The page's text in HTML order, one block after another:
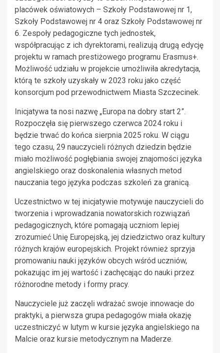
placówek oświatowych – Szkoły Podstawowej nr 1,
Szkoły Podstawowej nr 4 oraz Szkoły Podstawowej nr
6. Zespoły pedagogiczne tych jednostek,
współpracując z ich dyrektorami, realizują drugą edycję
projektu w ramach prestiżowego programu Erasmus+.
Możliwość udziału w projekcie umożliwiła akredytacja,
którą te szkoły uzyskały w 2023 roku jako część
konsorcjum pod przewodnictwem Miasta Szczecinek.
Inicjatywa ta nosi nazwę „Europa na dobry start 2”.
Rozpoczęła się pierwszego czerwca 2024 roku i
będzie trwać do końca sierpnia 2025 roku. W ciągu
tego czasu, 29 nauczycieli różnych dziedzin będzie
miało możliwość pogłębiania swojej znajomości języka
angielskiego oraz doskonalenia własnych metod
nauczania tego języka podczas szkoleń za granicą.
Uczestnictwo w tej inicjatywie motywuje nauczycieli do
tworzenia i wprowadzania nowatorskich rozwiązań
pedagogicznych, które pomagają uczniom lepiej
zrozumieć Unię Europejską, jej dziedzictwo oraz kultury
różnych krajów europejskich. Projekt również sprzyja
promowaniu nauki języków obcych wśród uczniów,
pokazując im jej wartość i zachęcając do nauki przez
różnorodne metody i formy pracy.
Nauczyciele już zaczęli wdrażać swoje innowacje do
praktyki, a pierwsza grupa pedagogów miała okazję
uczestniczyć w lutym w kursie języka angielskiego na
Malcie oraz kursie metodycznym na Maderze.